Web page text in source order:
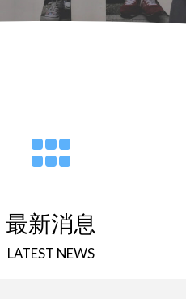
最新消息
LATEST NEWS